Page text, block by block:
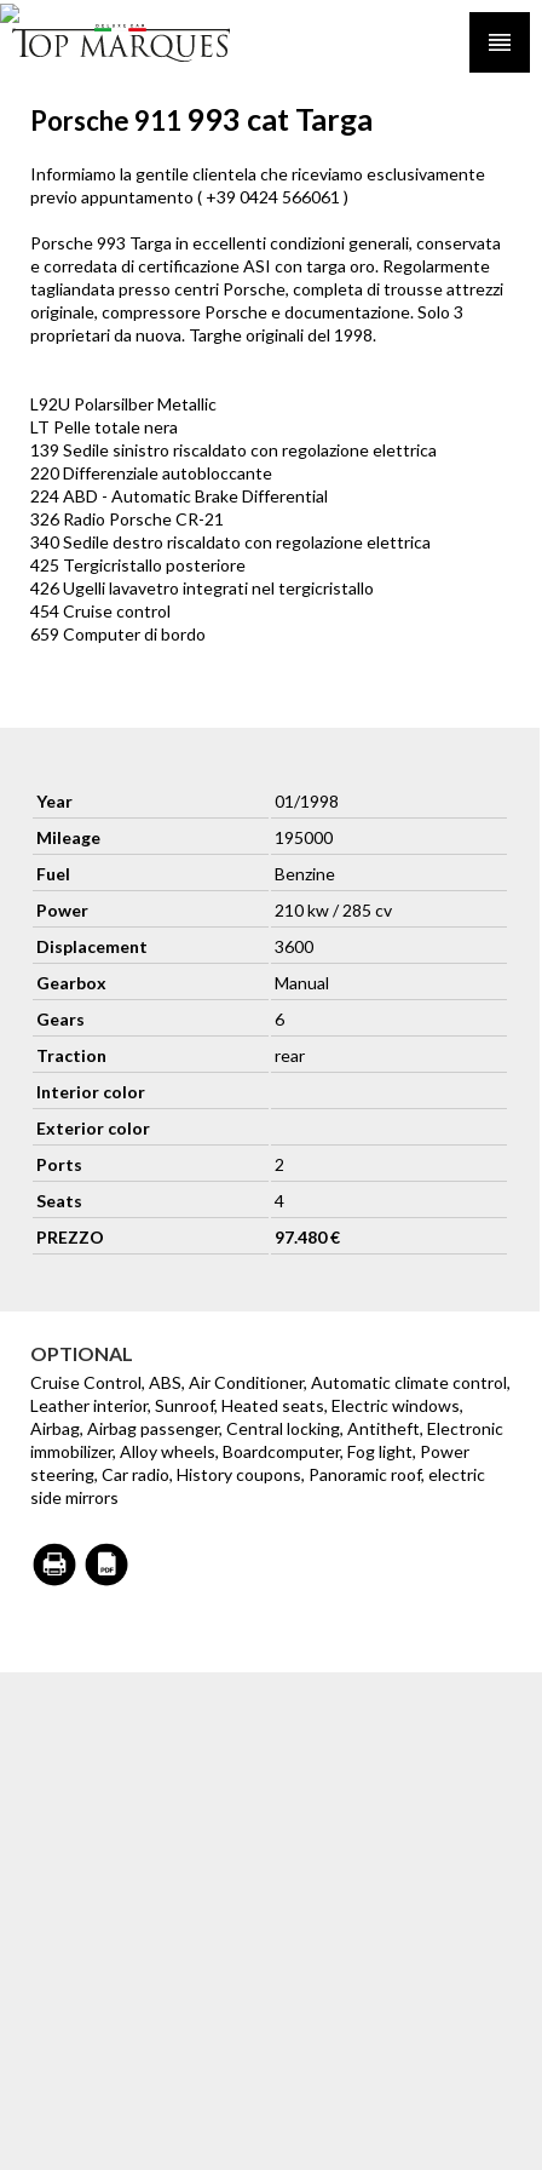
Porsche 911 993 cat Targa
Informiamo la gentile clientela che riceviamo esclusivamente
previo appuntamento ( +39 0424 566061 )
Porsche 993 Targa in eccellenti condizioni generali, conservata
e corredata di certificazione ASI con targa oro. Regolarmente
tagliandata presso centri Porsche, completa di trousse attrezzi
originale, compressore Porsche e documentazione. Solo 3
proprietari da nuova. Targhe originali del 1998.
L92U Polarsilber Metallic
LT Pelle totale nera
139 Sedile sinistro riscaldato con regolazione elettrica
220 Differenziale autobloccante
224 ABD - Automatic Brake Differential
326 Radio Porsche CR-21
340 Sedile destro riscaldato con regolazione elettrica
425 Tergicristallo posteriore
426 Ugelli lavavetro integrati nel tergicristallo
454 Cruise control
659 Computer di bordo
Year
01/1998
Mileage
195000
Fuel
Benzine
Power
210 kw / 285 cv
Displacement
3600
Gearbox
Manual
Gears
6
Traction
rear
Interior color
Exterior color
Ports
2
Seats
4
PREZZO
97.480 €
OPTIONAL
Cruise Control, ABS, Air Conditioner, Automatic climate control,
Leather interior, Sunroof, Heated seats, Electric windows,
Airbag, Airbag passenger, Central locking, Antitheft, Electronic
immobilizer, Alloy wheels, Boardcomputer, Fog light, Power
steering, Car radio, History coupons, Panoramic roof, electric
side mirrors